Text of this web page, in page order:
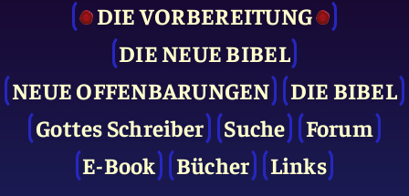
DIE VOR­BEREITUNG
DIE NEUE BIBEL
NEUE OFFENBARUNGEN
DIE BIBEL
Gottes Schreiber
Suche
Forum
E-Book
Bücher Links